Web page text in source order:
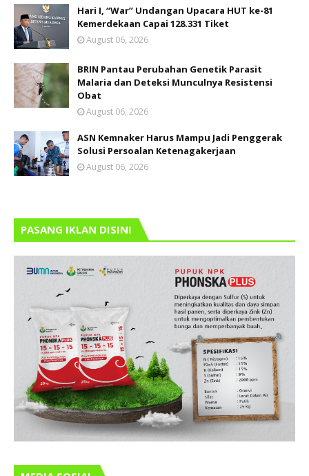
Hari I, “War” Undangan Upacara HUT ke-81
Kemerdekaan Capai 128.331 Tiket
August 06, 2026
BRIN Pantau Perubahan Genetik Parasit
Malaria dan Deteksi Munculnya Resistensi
Obat
August 06, 2026
ASN Kemnaker Harus Mampu Jadi Penggerak
Solusi Persoalan Ketenagakerjaan
August 06, 2026
PASANG IKLAN DISINI